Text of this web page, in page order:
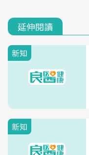
延伸閱讀
新知
新知